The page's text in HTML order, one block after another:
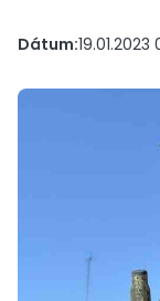
Dátum:19.01.2023